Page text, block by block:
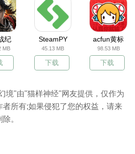
纪
MB
SteamPY
45.13 MB
下载
acfun黄标
98.53 MB
下载
境"由"猫样神经"网友提供，仅作为
者所有;如果侵犯了您的权益，请来
。